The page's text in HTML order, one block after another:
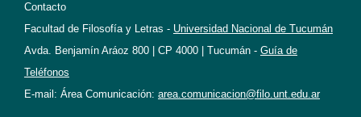
Contacto
Facultad de Filosofía y Letras - Universidad Nacional de Tucumán
Avda. Benjamín Aráoz 800 | CP 4000 | Tucumán - Guía de
Teléfonos
E-mail: Área Comunicación: area.comunicacion@filo.unt.edu.ar